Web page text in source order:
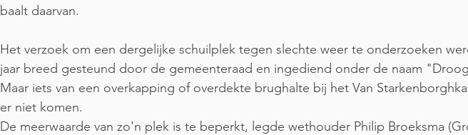
baalt daarvan.
Het verzoek om een dergelijke schuilplek tegen slechte weer te onderzoeken
jaar breed gesteund door de gemeenteraad en ingediend onder de naam
Maar iets van een overkapping of overdekte brughalte bij het Van
er niet komen.
De meerwaarde van zo'n plek is te beperkt, legde wethouder Philip Broeksma